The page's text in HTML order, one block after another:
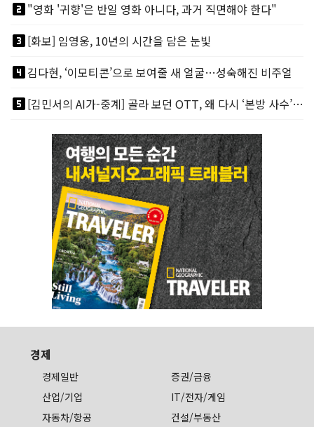
looks_two"영화 '귀향'은 반일 영화 아니다, 과거 직면해야 한다"
looks_3[화보] 임영웅, 10년의 시간을 담은 눈빛
looks_4김다현, ‘이모티콘’으로 보여줄 새 얼굴…성숙해진 비주얼
looks_5
[김민서의 AI가-중계] 골라 보던 OTT, 왜 다시 ‘본방 사수’를 부르나
경제
경제일반
증권/금융
산업/기업
IT/전자/게임
자동차/항공
건설/부동산